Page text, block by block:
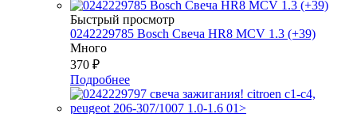
Быстрый просмотр
0242229785 Bosch Свеча HR8 MCV 1.3 (+39)
Много
370 ₽
Подробнее